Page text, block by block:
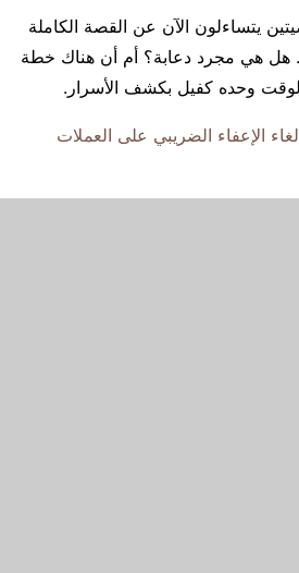
يتساءلون الآن عن القصة الكاملة
هل هي مجرد دعابة؟ أم أن هناك خطة
وحده كفيل بكشف الأسرار.
الإعفاء الضريبي على العملات